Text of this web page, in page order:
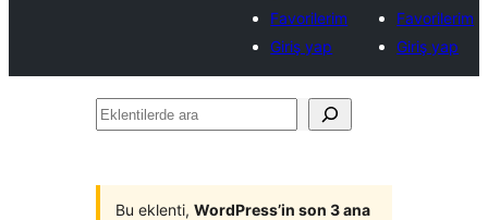
Favorilerim
Giriş yap
Favorilerim
Giriş yap
Eklentilerde
Bu eklenti, WordPress’in son 3 ana